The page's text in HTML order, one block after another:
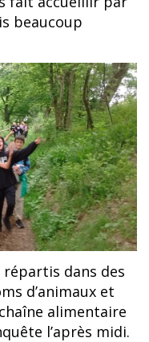
beaucoup
dans des
d’animaux et
alimentaire
l’après midi.